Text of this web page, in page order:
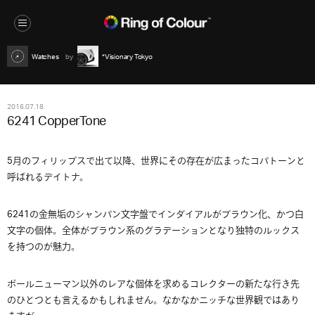
Watches *Visionary Tokyo
2016.07.18
6241 CopperTone
5月のフィリップスで出て以降、世界にその存在が広まったコパトーンと
呼ばれるデイトナ。
6241の金無垢のシャンパン文字盤でインダイアルがブラウン化、かつ白
文字の個体。全体がブラウン系のグラデーションとなり独特のルックス
を持つのが魅力。
ポールニューマン以外のレアな個体を求めるコレクターの新たな行き先
のひとつとも言えるかもしれません。なかなかニッチな世界観ではあり